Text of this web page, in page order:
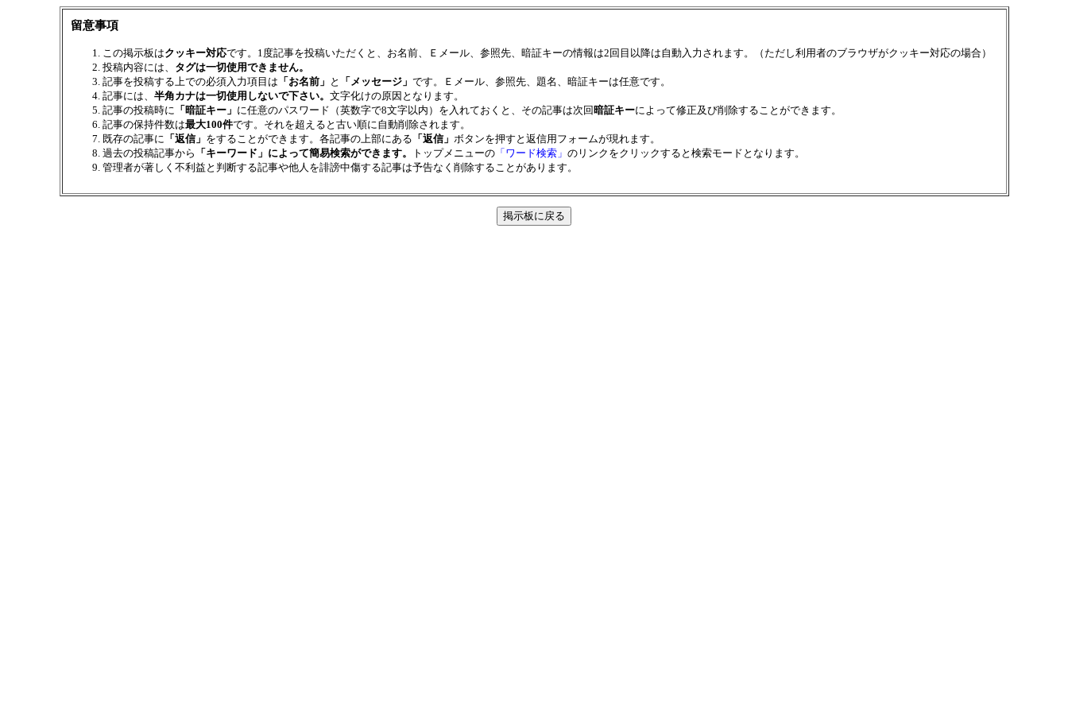
留意事項
この掲示板はクッキー対応です。1度記事を投稿いただくと、お名前、Ｅメール、参照先、暗証キーの情報は2回目以降は自動入力されます。（ただし利用者のブラウザがクッキー対応の場合）
投稿内容には、 タグは一切使用できません。
記事を投稿する上での必須入力項目は 「お名前」 と 「メッセージ」 です。Ｅメール、参照先、題名、暗証キーは任意です。
記事には、 半角カナは一切使用しないで下さい。 文字化けの原因となります。
記事の投稿時に 「暗証キー」 に任意のパスワード（英数字で8文字以内）を入れておくと、その記事は次回暗証キーによって修正及び削除することができます。
記事の保持件数は最大100件です。それを超えると古い順に自動削除されます。
既存の記事に 「返信」 をすることができます。各記事の上部にある 「返信」 ボタンを押すと返信用フォームが現れます。
過去の投稿記事から 「キーワード」によって簡易検索ができます。 トップメニューの「ワード検索」 のリンクをクリックすると検索モードとなります。
管理者が著しく不利益と判断する記事や他人を誹謗中傷する記事は予告なく削除することがあります。